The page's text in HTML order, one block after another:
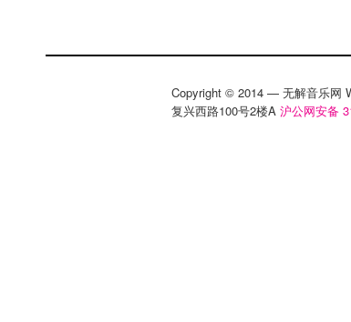
Copyright © 2014 — 无解音乐网
复兴西路100号2楼A 沪公网安备